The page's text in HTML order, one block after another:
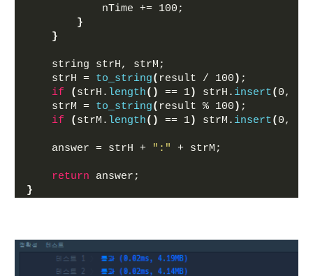
            nTime += 100;
}
}
    string strH, strM;
    strH =
to_string( result / 100 ) ;
if
( strH. length() == 1) strH. insert( 0,
    strM =
to_string( result % 100 ) ;
if
( strM. length() == 1) strM. insert( 0,
    answer = strH +
":" + strM;
return answer;
}